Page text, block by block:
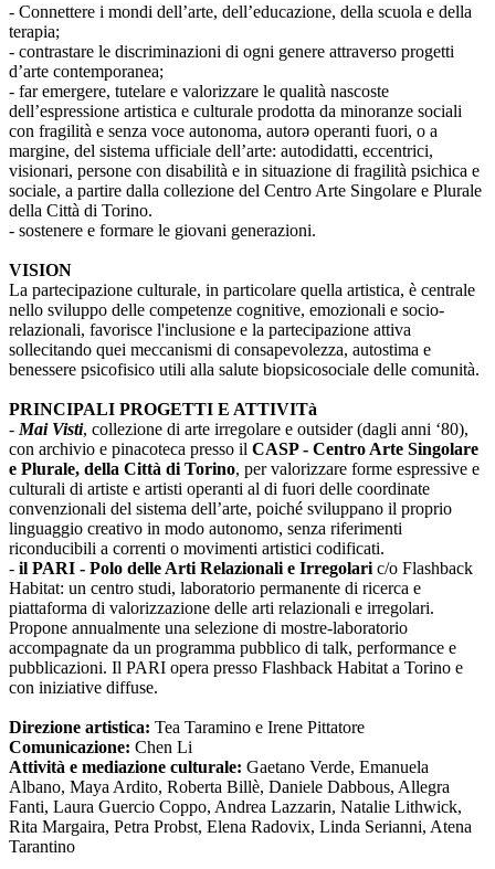
- Connettere i mondi dell’arte, dell’educazione, della scuola e della
terapia;
- contrastare le discriminazioni di ogni genere attraverso progetti
d’arte contemporanea;
- far emergere, tutelare e valorizzare le qualità nascoste
dell’espressione artistica e culturale prodotta da minoranze sociali
con fragilità e senza voce autonoma, autorə operanti fuori, o a
margine, del sistema ufficiale dell’arte: autodidatti, eccentrici,
visionari, persone con disabilità e in situazione di fragilità psichica e
sociale, a partire dalla collezione del Centro Arte Singolare e Plurale
della Città di Torino.
- sostenere e formare le giovani generazioni.
VISION
La partecipazione culturale, in particolare quella artistica, è centrale
nello sviluppo delle competenze cognitive, emozionali e socio-
relazionali, favorisce l'inclusione e la partecipazione attiva
sollecitando quei meccanismi di consapevolezza, autostima e
benessere psicofisico utili alla salute biopsicosociale delle comunità.
PRINCIPALI PROGETTI E ATTIVITà
- Mai Visti, collezione di arte irregolare e outsider (dagli anni ‘80),
con archivio e pinacoteca presso il CASP - Centro Arte Singolare
e Plurale, della Città di Torino, per valorizzare forme espressive e
culturali di artiste e artisti operanti al di fuori delle coordinate
convenzionali del sistema dell’arte, poiché sviluppano il proprio
linguaggio creativo in modo autonomo, senza riferimenti
riconducibili a correnti o movimenti artistici codificati.
- il PARI - Polo delle Arti Relazionali e Irregolari c/o Flashback
Habitat: un centro studi, laboratorio permanente di ricerca e
piattaforma di valorizzazione delle arti relazionali e irregolari.
Propone annualmente una selezione di mostre-laboratorio
accompagnate da un programma pubblico di talk, performance e
pubblicazioni. Il PARI opera presso Flashback Habitat a Torino e
con iniziative diffuse.
Direzione artistica: Tea Taramino e Irene Pittatore
Comunicazione: Chen Li
Attività e mediazione culturale: Gaetano Verde, Emanuela
Albano, Maya Ardito, Roberta Billè, Daniele Dabbous, Allegra
Fanti, Laura Guercio Coppo, Andrea Lazzarin, Natalie Lithwick,
Rita Margaira, Petra Probst, Elena Radovix, Linda Serianni, Atena
Tarantino